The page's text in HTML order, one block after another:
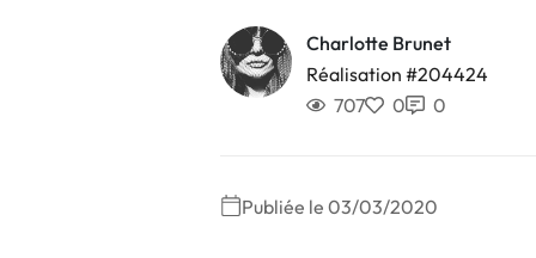
Charlotte Brunet
Réalisation #204424
707
0 0
Publiée le 03/03/2020